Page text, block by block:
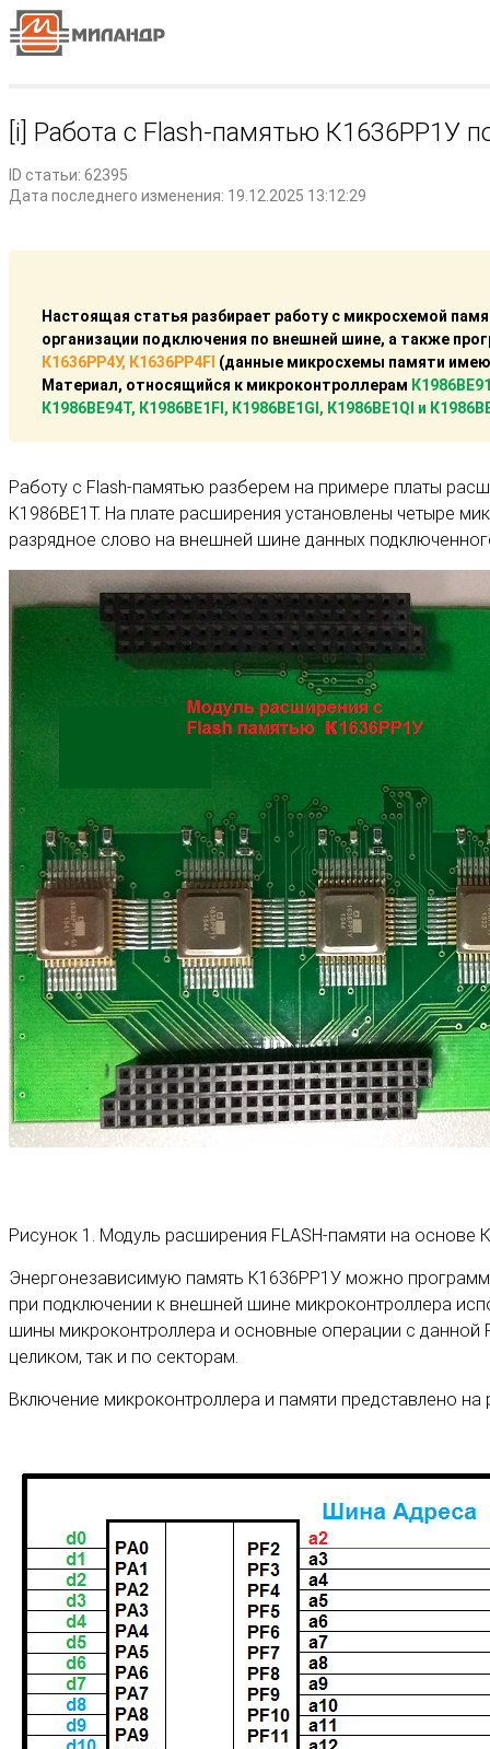
[i] Работа с Flash-памятью К1636РР1У
ID статьи: 62395
Дата последнего изменения: 19.12.2025 13:12:29
Настоящая статья разбирает работу с микросхемой
организации подключения по внешней шине, а также
К1636РР4У, К1636РР4FI (данные микросхемы памяти
Материал, относящийся к микроконтроллерам
К1986ВЕ94Т, К1986ВЕ1FI, К1986ВЕ1GI, К1986ВЕ1QI и
Работу с Flash-памятью разберем на примере платы
К1986ВЕ1Т. На плате расширения установлены четыре
разрядное слово на внешней шине данных
Рисунок 1. Модуль расширения FLASH-памяти на основе
Энергонезависимую память К1636РР1У можно
при подключении к внешней шине микроконтроллера
шины микроконтроллера и основные операции с данной
целиком, так и по секторам.
Включение микроконтроллера и памяти представлено на